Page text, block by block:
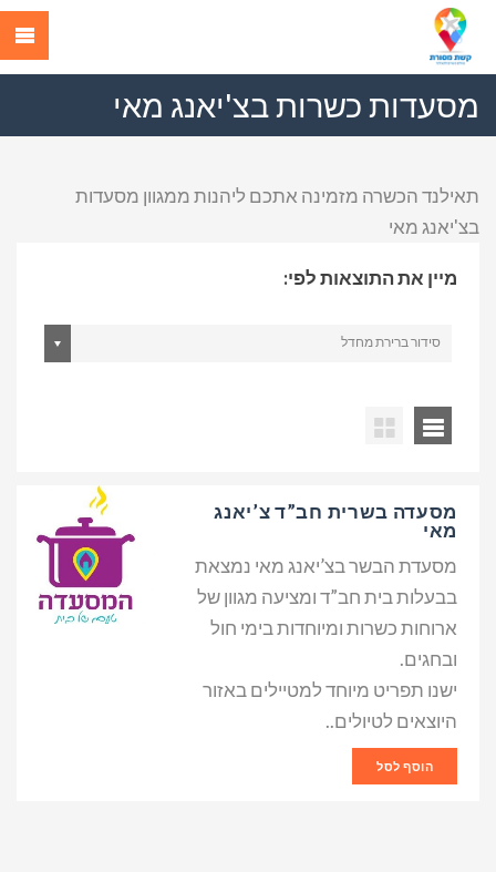
מסעדות כשרות בצ'יאנג מאי
תאילנד הכשרה מזמינה אתכם ליהנות ממגוון מסעדות
בצ'יאנג מאי
מיין את התוצאות לפי:
סידור ברירת מחדל
מסעדה בשרית חב”ד צ’יאנג
מאי
מסעדת הבשר בצ’יאנג מאי נמצאת
בבעלות בית חב”ד ומציעה מגוון של
ארוחות כשרות ומיוחדות בימי חול
ובחגים.
ישנו תפריט מיוחד למטיילים באזור
היוצאים לטיולים..
הוסף לסל